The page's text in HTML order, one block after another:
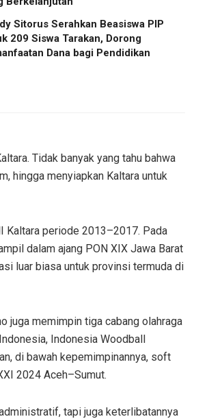
Sitorus Serahkan Beasiswa PIP
209 Siswa Tarakan, Dorong
Dana bagi Pendidikan
Tidak banyak yang tahu bahwa
hingga menyiapkan Kaltara untuk
Kaltara periode 2013–2017. Pada
dalam ajang PON XIX Jawa Barat
luar biasa untuk provinsi termuda di
juga memimpin tiga cabang olahraga
Indonesia Woodball
di bawah kepemimpinannya, soft
2024 Aceh–Sumut.
tapi juga keterlibatannya